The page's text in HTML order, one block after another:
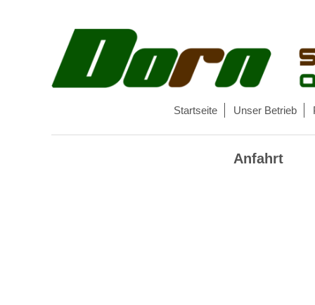
Startseite Unser Betrieb
Anfahrt